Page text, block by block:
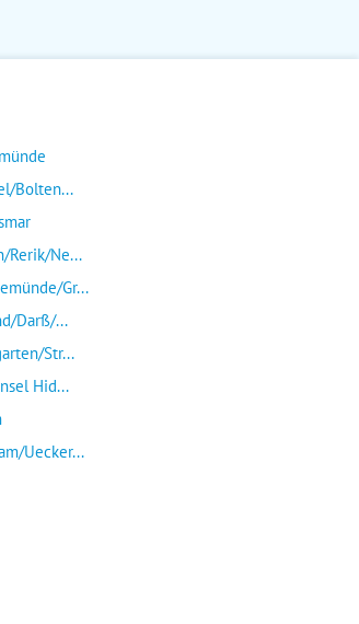
Bolten...
Rerik/Ne...
Gr...
Darß/...
Str...
Hid...
Uecker...